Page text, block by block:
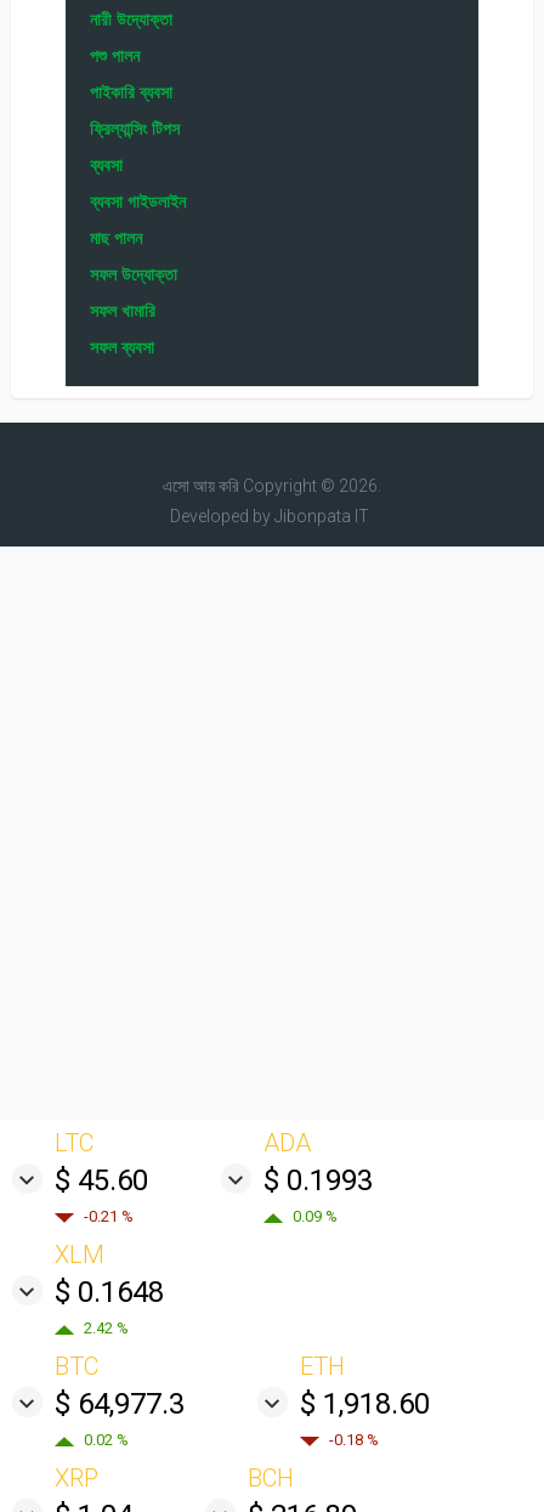
নারী উদ্যোক্তা
পশু পালন
পাইকারি ব্যবসা
ফ্রিল্যান্সিং টিপস
ব্যবসা
ব্যবসা গাইডলাইন
মাছ পালন
সফল উদ্যোক্তা
সফল খামারি
সফল ব্যবসা
এসো আয় করিCopyright © 2026.
Developed byJibonpata IT
LTC
$ 45.60
-0.21 %
ADA
$ 0.1993
0.09 %
XLM
$ 0.1648
2.42 %
BTC
$ 64,977.3
0.02 %
ETH
$ 1,918.60
-0.18 %
XRP BCH